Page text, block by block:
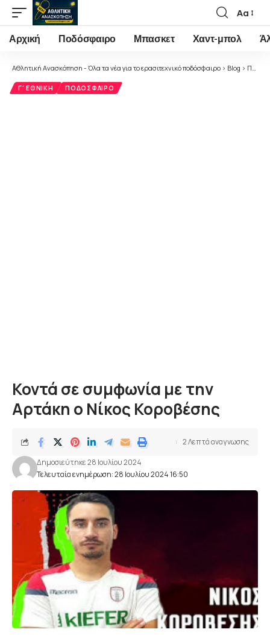
Font
Resizer
Αα
Αρχική Ποδόσφαιρο Μπασκετ Χαντ-μπολ
Αθλητική Ανασκόπηση - Όλα τα νέα για το ερασιτεχνικό ποδόσφαιρο > Blog > Ποδόσφαιρο
Γ' ΕΘΝΙΚΉ ΠΟΔΌΣΦΑΙΡΟ
Κοντά σε συμφωνία με την
Αρτάκη ο Νίκος Κοροβέσης
Τελευταία ενημέρωση: 28 Ιουλίου 2024 16:50
Δημοσιεύτηκε 28 Ιουλίου 2024
2 Λεπτά αναγνωσης